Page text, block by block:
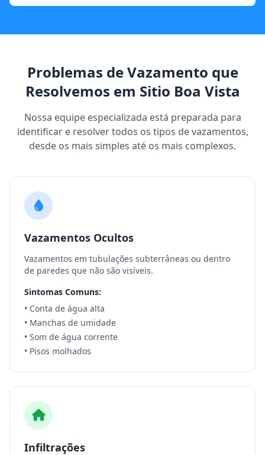
Problemas de Vazamento que
Resolvemos em Sitio Boa Vista
Nossa equipe especializada está preparada para
identificar e resolver todos os tipos de vazamentos,
desde os mais simples até os mais complexos.
Vazamentos Ocultos
Vazamentos em tubulações subterrâneas ou dentro
de paredes que não são visíveis.
Sintomas Comuns:
• Conta de água alta
• Manchas de umidade
• Som de água corrente
• Pisos molhados
Infiltrações